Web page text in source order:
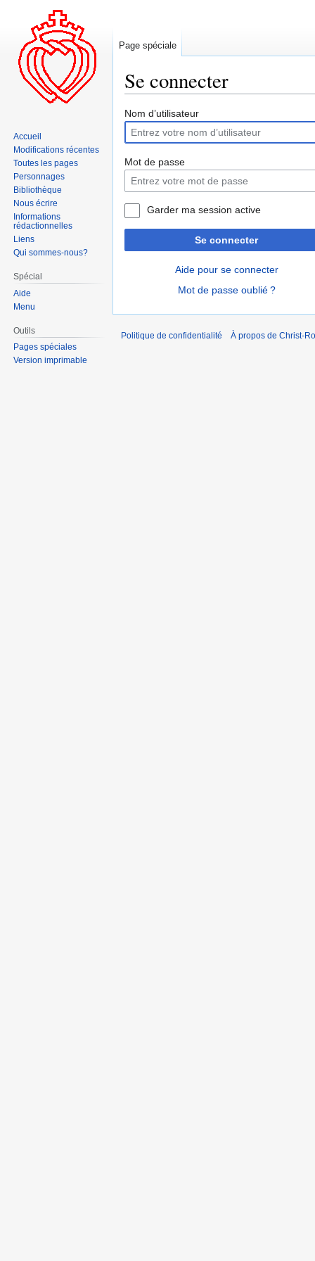
Se connecter
Aller
la
navigation
Aller
la
recherche
Nom d’utilisateur
Mot de passe
Garder ma session active
Se connecter
Aide pour se connecter
Mot de passe oublié ?
Page spéciale
Accueil
Modifications récentes
Toutes les pages
Personnages
Bibliothèque
Nous écrire
Informations
rédactionnelles
Liens
Qui sommes-nous?
Spécial
Aide
Menu
Outils
Pages spéciales
Version imprimable
Politique de confidentialité À propos de Christ-